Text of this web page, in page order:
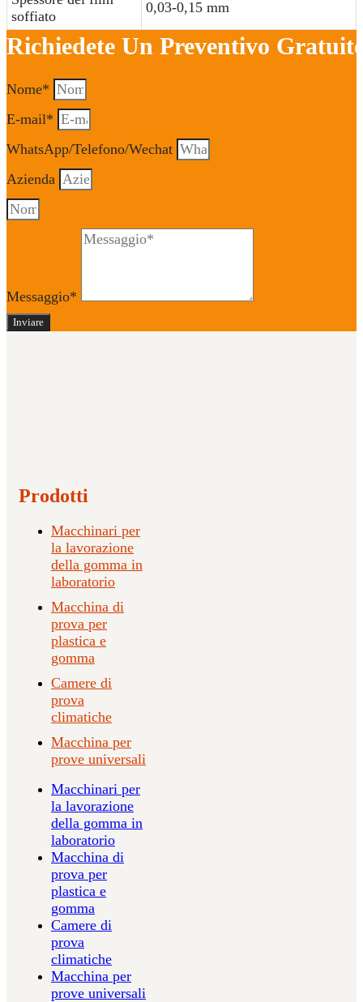
soffiato
0,03-0,15 mm
Richiedete Un Preventivo
Nome*
E-mail*
WhatsApp/Telefono/Wechat
Azienda
Messaggio*
Inviare
Prodotti
Macchinari per
la lavorazione
della gomma in
laboratorio
Macchina di
prova per
plastica e
gomma
Camere di
prova
climatiche
Macchina per
prove universali
Macchinari per
la lavorazione
della gomma in
laboratorio
Macchina di
prova per
plastica e
gomma
Camere di
prova
climatiche
Macchina per
prove universali